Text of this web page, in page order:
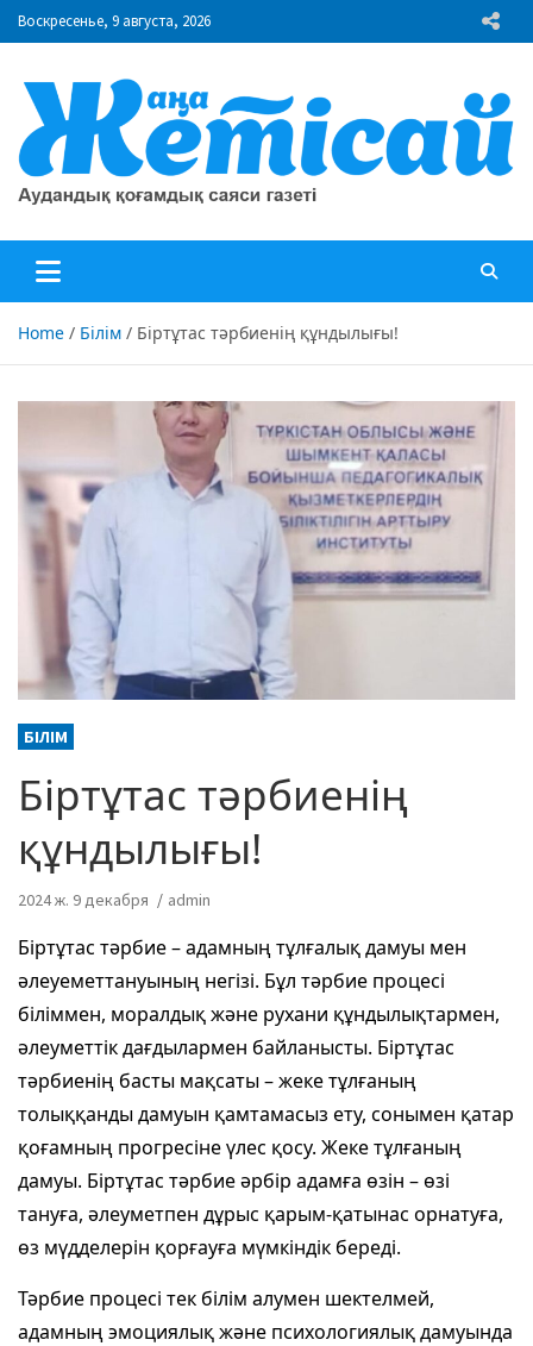
Skip
to
Воскресенье, 9 августа, 2026
"Жаңа Жетісай" газеті
Home Білім Біртұтас тәрбиенің құндылығы!
БІЛІМ
Біртұтас тәрбиенің
құндылығы!
2024 ж. 9 декабря admin
Біртұтас тәрбие – адамның тұлғалық дамуы мен
әлеуеметтануының негізі. Бұл тәрбие процесі
біліммен, моралдық және рухани құндылықтармен,
әлеуметтік дағдылармен байланысты. Біртұтас
тәрбиенің басты мақсаты – жеке тұлғаның
толыққанды дамуын қамтамасыз ету, сонымен қатар
қоғамның прогресіне үлес қосу. Жеке тұлғаның
дамуы. Біртұтас тәрбие әрбір адамға өзін – өзі
тануға, әлеуметпен дұрыс қарым-қатынас орнатуға,
өз мүдделерін қорғауға мүмкіндік береді.
Тәрбие процесі тек білім алумен шектелмей,
адамның эмоциялық және психологиялық дамуында